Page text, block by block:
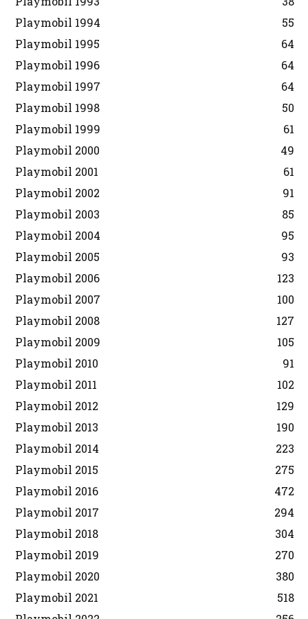
Playmobil 1994
55
Playmobil 1995
64
Playmobil 1996
64
Playmobil 1997
64
Playmobil 1998
50
Playmobil 1999
61
Playmobil 2000
49
Playmobil 2001
61
Playmobil 2002
91
Playmobil 2003
85
Playmobil 2004
95
Playmobil 2005
93
Playmobil 2006
123
Playmobil 2007
100
Playmobil 2008
127
Playmobil 2009
105
Playmobil 2010
91
Playmobil 2011
102
Playmobil 2012
129
Playmobil 2013
190
Playmobil 2014
223
Playmobil 2015
275
Playmobil 2016
472
Playmobil 2017
294
Playmobil 2018
304
Playmobil 2019
270
Playmobil 2020
380
Playmobil 2021
518